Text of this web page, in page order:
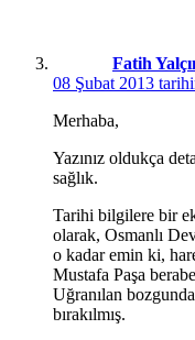
Fatih
08 Şubat 2013
Merhaba,
Yazınız oldukça
sağlık.
Tarihi bilgilere bir
olarak, Osmanlı
o kadar emin ki,
Mustafa Paşa
Uğranılan
bırakılmış.